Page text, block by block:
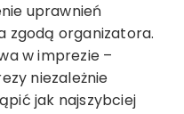
uprawnień
zgodą organizatora.
w imprezie –
niezależnie
jak najszybciej